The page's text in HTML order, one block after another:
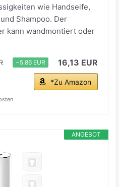
wie Handseife,
Shampoo. Der
kann wandmontiert oder
−5,86 EUR 16,13 EUR
*Zu Amazon
ANGEBOT